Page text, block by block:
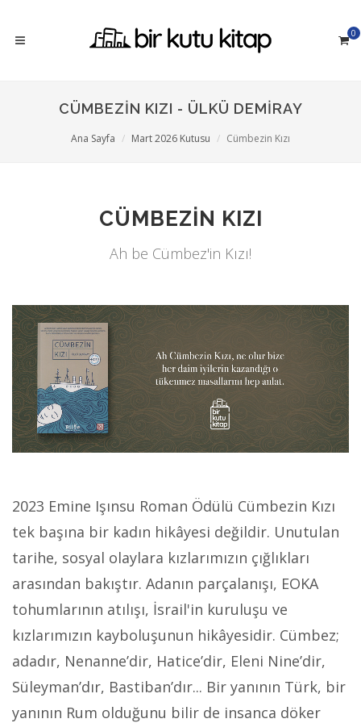
0
CÜMBEZIN KIZI - ÜLKÜ DEMIRAY
Ana Sayfa Mart 2026 Kutusu Cümbezin Kızı
CÜMBEZIN KIZI
Ah be Cümbez'in Kızı!
2023 Emine Işınsu Roman Ödülü Cümbezin Kızı
tek başına bir kadın hikâyesi değildir. Unutulan
tarihe, sosyal olaylara kızlarımızın çığlıkları
arasından bakıştır. Adanın parçalanışı, EOKA
tohumlarının atılışı, İsrail'in kuruluşu ve
kızlarımızın kayboluşunun hikâyesidir. Cümbez;
adadır, Nenanne’dir, Hatice’dir, Eleni Nine’dir,
Süleyman’dır, Bastiban’dır... Bir yanının Türk, bir
yanının Rum olduğunu bilir de insanca döker